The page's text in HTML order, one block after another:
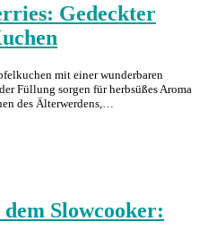
Gedeckter
mit einer wunderbaren
Füllung sorgen für herbsüßes Aroma
des Älterwerdens,…
Slowcooker: